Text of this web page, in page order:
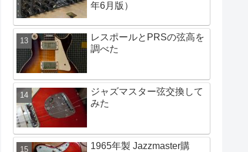
年6月版）
レスポールとPRSの弦高を
調べた
ジャズマスター弦交換して
みた
1965年製 Jazzmaster購